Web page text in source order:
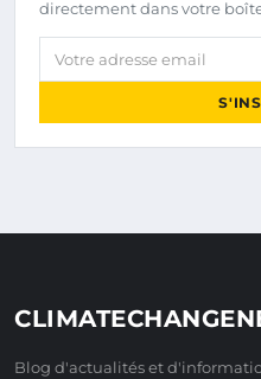
directement dans votre
Votre adresse email
Blog d'actualités et